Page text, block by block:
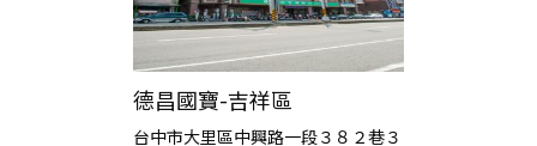
德昌國寶-吉祥區
台中市大里區中興路一段３８２巷３